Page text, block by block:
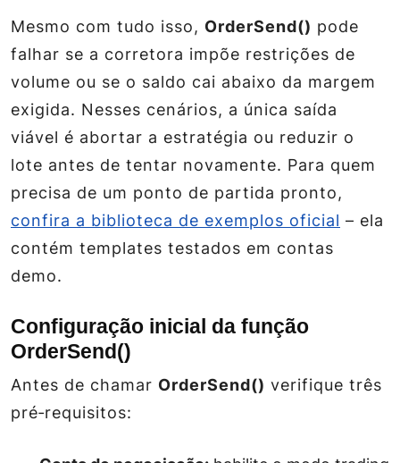
Mesmo com tudo isso, OrderSend() pode
falhar se a corretora impõe restrições de
volume ou se o saldo cai abaixo da margem
exigida. Nesses cenários, a única saída
viável é abortar a estratégia ou reduzir o
lote antes de tentar novamente. Para quem
precisa de um ponto de partida pronto,
confira a biblioteca de exemplos oficial – ela
contém templates testados em contas
demo.
Configuração inicial da função
OrderSend()
Antes de chamar OrderSend() verifique três
pré‑requisitos: